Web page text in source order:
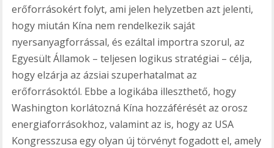
erőforrásokért folyt, ami jelen helyzetben azt jelenti,
hogy miután Kína nem rendelkezik saját
nyersanyagforrással, és ezáltal importra szorul, az
Egyesült Államok – teljesen logikus stratégiai – célja,
hogy elzárja az ázsiai szuperhatalmat az
erőforrásoktól. Ebbe a logikába illeszthető, hogy
Washington korlátozná Kína hozzáférését az orosz
energiaforrásokhoz, valamint az is, hogy az USA
Kongresszusa egy olyan új törvényt fogadott el, amely